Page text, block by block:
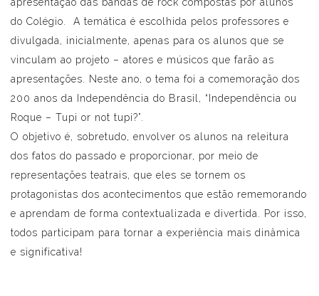
apresentação das bandas de rock compostas por alunos
do Colégio. A temática é escolhida pelos professores e
divulgada, inicialmente, apenas para os alunos que se
vinculam ao projeto – atores e músicos que farão as
apresentações. Neste ano, o tema foi a comemoração dos
200 anos da Independência do Brasil, “Independência ou
Roque – Tupi or not tupi?”.
O objetivo é, sobretudo, envolver os alunos na releitura
dos fatos do passado e proporcionar, por meio de
representações teatrais, que eles se tornem os
protagonistas dos acontecimentos que estão rememorando
e aprendam de forma contextualizada e divertida. Por isso,
todos participam para tornar a experiência mais dinâmica
e significativa!